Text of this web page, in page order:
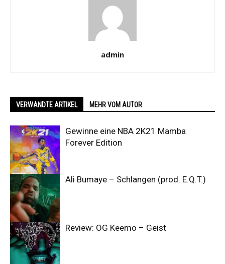
admin
VERWANDTE ARTIKEL MEHR VOM AUTOR
Gewinne eine NBA 2K21 Mamba
Forever Edition
Ali Bumaye – Schlangen (prod. E.Q.T.)
Review: OG Keemo – Geist